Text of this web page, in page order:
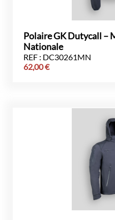
Polaire GK Dutycall –
Nationale
REF : DC30261MN
62,00€